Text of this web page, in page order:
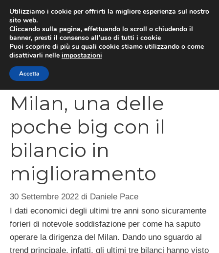
contenuto
Milan, una delle
poche big con il
bilancio in
miglioramento
30 Settembre 2022 di Daniele Pace
I dati economici degli ultimi tre anni sono sicuramente
forieri di notevole soddisfazione per come ha saputo
operare la dirigenza del Milan. Dando uno sguardo al
trend principale, infatti, gli ultimi tre bilanci hanno visto
Utilizziamo i cookie per offrirti la migliore esperienza sul nostro
sito web.
Cliccando sulla pagina, effettuando lo scroll o chiudendo il
banner, presti il consenso all’uso di tutti i cookie
Puoi scoprire di più su quali cookie stiamo utilizzando o come
disattivarli nelle impostazioni
Accetta